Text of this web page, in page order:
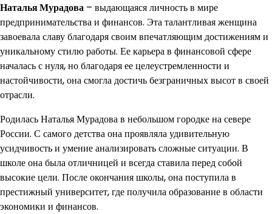
Наталья Мурадова – выдающаяся личность в мире
предпринимательства и финансов. Эта талантливая женщина
завоевала славу благодаря своим впечатляющим достижениям и
уникальному стилю работы. Ее карьера в финансовой сфере
началась с нуля, но благодаря ее целеустремленности и
настойчивости, она смогла достичь безграничных высот в своей
отрасли.
Родилась Наталья Мурадова в небольшом городке на севере
России. С самого детства она проявляла удивительную
усидчивость и умение анализировать сложные ситуации. В
школе она была отличницей и всегда ставила перед собой
высокие цели. После окончания школы, она поступила в
престижный университет, где получила образование в области
экономики и финансов.